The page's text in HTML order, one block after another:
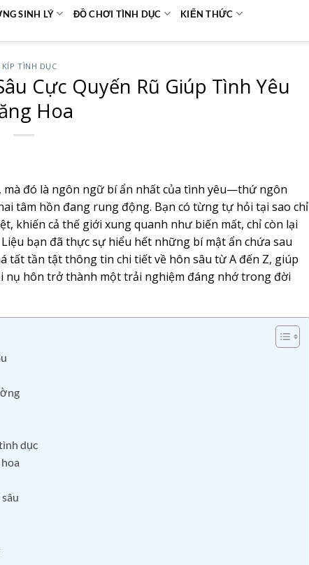
SINH LÝ ĐỒ CHƠI TÌNH DỤC KIẾN THỨC
KÍP TÌNH DỤC
Cực Quyến Rũ Giúp Tình Yêu
Hoa
mà đó là ngôn ngữ bí ẩn nhất của tình yêu—thứ ngôn
tâm hồn đang rung động. Bạn có từng tự hỏi tại sao chỉ
khiến cả thế giới xung quanh như biến mất, chỉ còn lại
bạn đã thực sự hiểu hết những bí mật ẩn chứa sau
tất tần tật thông tin chi tiết về hôn sâu từ A đến Z, giúp
hôn trở thành một trải nghiệm đáng nhớ trong đời
dục